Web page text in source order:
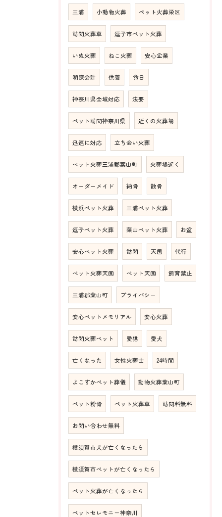
三浦 小動物火葬 ペット火葬栄区
訪問火葬車 逗子市ペット火葬
いぬ火葬 ねこ火葬 安心企業
明瞭会計 供養 命日
神奈川県全域対応 法要
ペット訪問神奈川県 近くの火葬場
迅速に対応 立ち会い火葬
ペット火葬三浦郡葉山町 火葬場近く
オーダーメイド 納骨 散骨
横浜ペット火葬 三浦ペット火葬
逗子ペット火葬 葉山ペット火葬 お盆
安心ペット火葬 訪問 天国 代行
ペット火葬天国 ペット天国 飼育禁止
三浦郡葉山町 プライバシー
安心ペットメモリアル 安心火葬
訪問火葬ペット 愛猫 愛犬
亡くなった 女性火葬士 24時間
よこすかペット葬儀 動物火葬葉山町
ペット粉骨 ペット火葬車 訪問料無料
お問い合わせ無料
横須賀市犬が亡くなったら
横須賀市ペットが亡くなったら
ペット火葬が亡くなったら
ペットセレモニー神奈川